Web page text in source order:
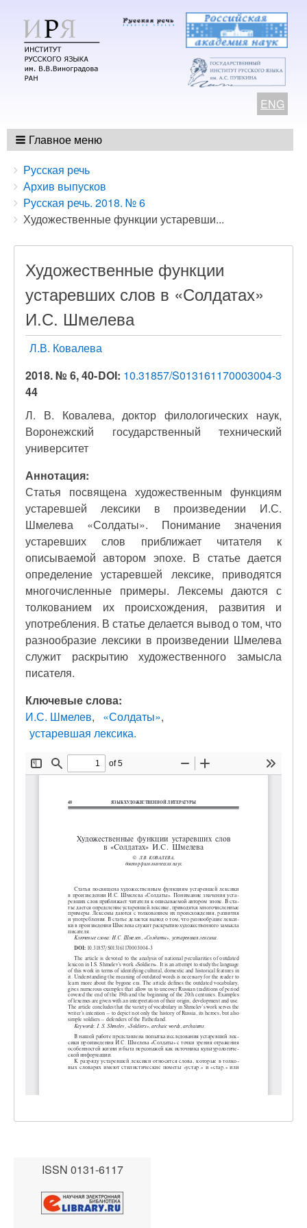
ENG
Главное меню
Breadcrumbs
You
are
here:
Русская речь
Архив выпусков
Русская речь. 2018. № 6
Художественные функции устаревши...
Художественные функции
устаревших слов в «Солдатах»
И.С. Шмелева
Л.В. Ковалева
DOI: 10.31857/S013161170003004-3
2018. № 6, 40-
44
Л. В. Ковалева, доктор филологических наук,
Воронежский государственный технический
университет
Аннотация:
Статья посвящена художественным функциям
устаревшей лексики в произведении И.С.
Шмелева «Солдаты». Понимание значения
устаревших слов приближает читателя к
описываемой автором эпохе. В статье дается
определение устаревшей лексике, приводятся
многочисленные примеры. Лексемы даются с
толкованием их происхождения, развития и
употребления. В статье делается вывод о том, что
разнообразие лексики в произведении Шмелева
служит раскрытию художественного замысла
писателя.
Ключевые слова:
И.С. Шмелев
«Солдаты»
устаревшая лексика.
ISSN 0131-6117